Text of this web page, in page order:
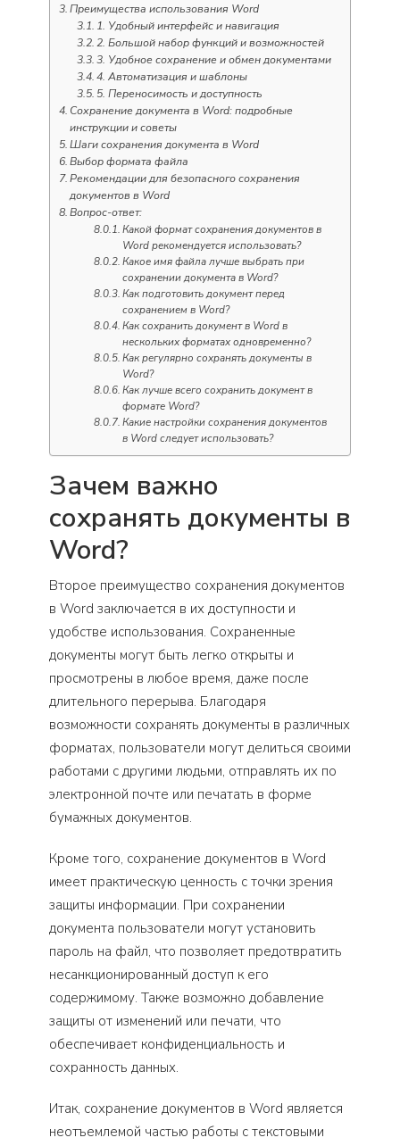
Преимущества использования Word
1. Удобный интерфейс и навигация
2. Большой набор функций и возможностей
3. Удобное сохранение и обмен документами
4. Автоматизация и шаблоны
5. Переносимость и доступность
Сохранение документа в Word: подробные
инструкции и советы
Шаги сохранения документа в Word
Выбор формата файла
Рекомендации для безопасного сохранения
документов в Word
Вопрос-ответ:
Какой формат сохранения документов в
Word рекомендуется использовать?
Какое имя файла лучше выбрать при
сохранении документа в Word?
Как подготовить документ перед
сохранением в Word?
Как сохранить документ в Word в
нескольких форматах одновременно?
Как регулярно сохранять документы в
Word?
Как лучше всего сохранить документ в
формате Word?
Какие настройки сохранения документов
в Word следует использовать?
Зачем важно
сохранять документы в
Word?
Второе преимущество сохранения документов
в Word заключается в их доступности и
удобстве использования. Сохраненные
документы могут быть легко открыты и
просмотрены в любое время, даже после
длительного перерыва. Благодаря
возможности сохранять документы в различных
форматах, пользователи могут делиться своими
работами с другими людьми, отправлять их по
электронной почте или печатать в форме
бумажных документов.
Кроме того, сохранение документов в Word
имеет практическую ценность с точки зрения
защиты информации. При сохранении
документа пользователи могут установить
пароль на файл, что позволяет предотвратить
несанкционированный доступ к его
содержимому. Также возможно добавление
защиты от изменений или печати, что
обеспечивает конфиденциальность и
сохранность данных.
Итак, сохранение документов в Word является
неотъемлемой частью работы с текстовыми